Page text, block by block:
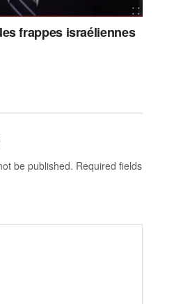
frappes israéliennes
be published. Required fields